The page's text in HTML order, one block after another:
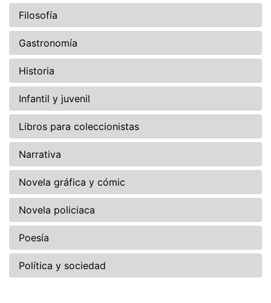
Filosofía
Gastronomía
Historia
Infantil y juvenil
Libros para coleccionistas
Narrativa
Novela gráfica y cómic
Novela policiaca
Poesía
Política y sociedad